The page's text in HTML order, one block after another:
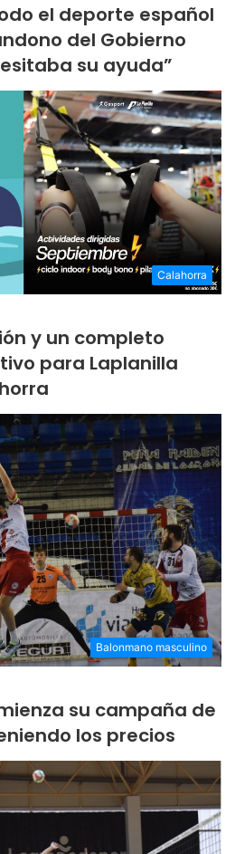
el deporte español
del Gobierno
su ayuda”
Calahorra
y un completo
para Laplanilla
Balonmano masculino
su campaña de
los precios